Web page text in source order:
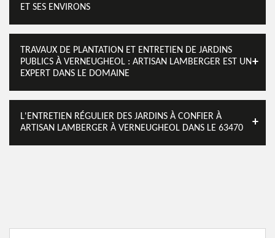
ET SES ENVIRONS
TRAVAUX DE PLANTATION ET ENTRETIEN DE JARDINS
PUBLICS À VERNEUGHEOL : ARTISAN LAMBERGER EST UN
EXPERT DANS LE DOMAINE
L'ENTRETIEN RÉGULIER DES JARDINS À CONFIER À
ARTISAN LAMBERGER À VERNEUGHEOL DANS LE 63470